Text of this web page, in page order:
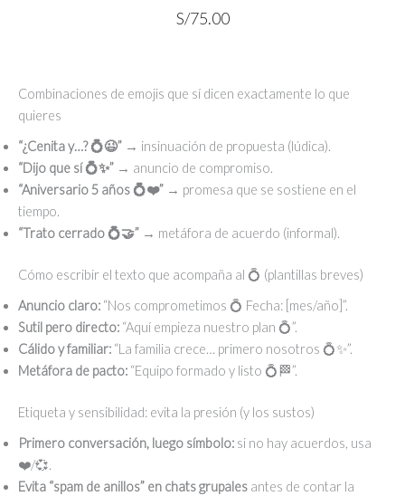
S/75.00
Combinaciones de emojis que sí dicen exactamente lo que
quieres
“¿Cenita y…? 💍😉” → insinuación de propuesta (lúdica).
“Dijo que sí 💍✨” → anuncio de compromiso.
“Aniversario 5 años 💍❤️” → promesa que se sostiene en el
tiempo.
“Trato cerrado 💍🤝” → metáfora de acuerdo (informal).
Cómo escribir el texto que acompaña al 💍 (plantillas breves)
Anuncio claro: “Nos comprometimos 💍 Fecha: [mes/año]”.
Sutil pero directo: “Aquí empieza nuestro plan 💍”.
Cálido y familiar: “La familia crece… primero nosotros 💍✨”.
Metáfora de pacto: “Equipo formado y listo 💍🏁”.
Etiqueta y sensibilidad: evita la presión (y los sustos)
Primero conversación, luego símbolo: si no hay acuerdos, usa
❤️/💞.
Evita “spam de anillos” en chats grupales antes de contar la